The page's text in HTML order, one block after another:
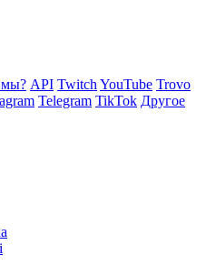
API Twitch YouTube Trovo
Telegram TikTok Другое